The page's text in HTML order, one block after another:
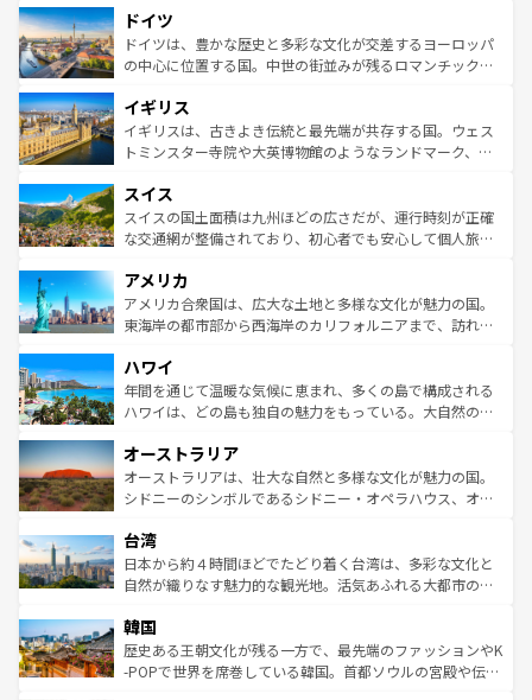
せる。地方によって風土や気候が異なるスペインはその個
性で訪れる人を魅了する。 なお、新着のスペイン情報は コ
ンテンツ一覧を参照してほしい。
で、幅広い魅力が詰まっている。華麗な宮殿、歴史的な大
聖堂、美しいビーチ、そして豊かな自然が、訪れる者を心
から魅了する。また、フランスは美食の国としても知ら
いる。シャンパンの発祥地であるランス、プロヴァンスの
香り高いラベンダー畑など、多彩な楽しみ方が可能だ。さ
らに、パリ以外の地域にも魅力が溢れており、どの街角に
れる地方に足を運ぶとそれぞれで全く異なる文化を体験で
きるだろう。 なお、新着のフランス情報はコンテンツ一覧
を参照してほしい。
ドイツ
ドイツは、豊かな歴史と多彩な文化が交差するヨーロッパ
の中心に位置する国。中世の街並みが残るロマンチック街
顔を持つこの国は、どこを歩いても飽きることがない。ベ
ルリンの文化的活気、バイエルン州のアルプスの絶景、そ
してライン川沿いのワイン畑といった風景は必見。ビール
は、お酒好きな人にはぜひ体験してほしい。 なお、新着の
ドイツ情報はコンテンツ一覧を参照してほしい。
イギリス
イギリスは、古きよき伝統と最先端が共存する国。ウェス
トミンスター寺院や大英博物館のようなランドマーク、歴
リアごとに異なる魅力がある。また、優雅なアフタヌーン
ティー、ビール好きにはたまらない英国パブ、サッカー観
戦など、本場だからこそできる体験も豊富。イギリスを旅
ンツ一覧を参照してほしい。
スイス
スイスの国土面積は九州ほどの広さだが、運行時刻が正確
な交通網が整備されており、初心者でも安心して個人旅行
の建物がそのまま残る町や、スイスならではのユニークな
博物館もあり、アルプス観光だけでなく町歩きも満喫する
ことができる。国民の所得が高いため物価も高いが、旅行
ば市内交通費無料で観光を楽しむこともできる。 なお、新
着のスイス情報はコンテンツ一覧 を参照してほしい。
アメリカ
アメリカ合衆国は、広大な土地と多様な文化が魅力の国。
東海岸の都市部から西海岸のカリフォルニアまで、訪れる
のような巨大都市は、観光、ショッピング、エンターテイ
ンメントが詰まった刺激的なスポットだ。一方、アメリカ
西部には大自然が広がり、グランドキャニオンやイエロー
部のニューオーリンズでは、音楽と美食が融合した独特の
文化が魅力。旅行者はアメリカの各地域で異なる魅力を楽
しみながら、その多様性と豊かな歴史を感じることができ
ならではの贅沢な旅のスタイルだ。 なお、新着のアメリカ
情報はコンテンツ一覧を参照してほしい。
ハワイ
年間を通じて温暖な気候に恵まれ、多くの島で構成される
ハワイは、どの島も独自の魅力をもっている。大自然の神
ワイ島は見逃せない。また、定番の観光地といえばオアフ
島だが、静かな自然を求めるならマウイ島やカウアイ島が
おすすめ。エメラルドグリーンに輝く海をはじめ、豊かな
れるおもてなしの心で訪れる人々を迎えてくれるハワイの
人々、おいしいローカルフードやハワイアンミュージッ
ク、伝統的なフラダンスなど、すべてがハワイの魅力を彩
ワイを、存分に味わってほしい。 なお、新着のハワイ情報
はコンテンツ一覧を参照してほしい。
オーストラリア
オーストラリアは、壮大な自然と多様な文化が魅力の国。
シドニーのシンボルであるシドニー・オペラハウス、オー
リアリーフや大陸中央部にそびえるウルル（エアーズロッ
ク）、タスマニアの美しい原生林やケアンズの熱帯雨林な
ど、見どころがたくさん。また、カフェやワイン、オージ
いる。アクティビティも充実しており、サーフィンやダイ
ビング、ハイキングなど、アウトドア好きにはたまらな
い。オーストラリアの多彩な魅力を存分に味わいつくそ
台湾
日本から約４時間ほどでたどり着く台湾は、多彩な文化と
自然が織りなす魅力的な観光地。活気あふれる大都市の台
ン）、静ひつな山岳地帯である台湾東部など、都市の喧騒
と山間の静けさが共存しており、訪れる人に新しい発見と
驚きをもたらしてくれる。また、奥深い台湾の食文化も魅
韓国
歴史ある王朝文化が残る一方で、最先端のファッションやK
-POPで世界を席巻している韓国。首都ソウルの宮殿や伝統